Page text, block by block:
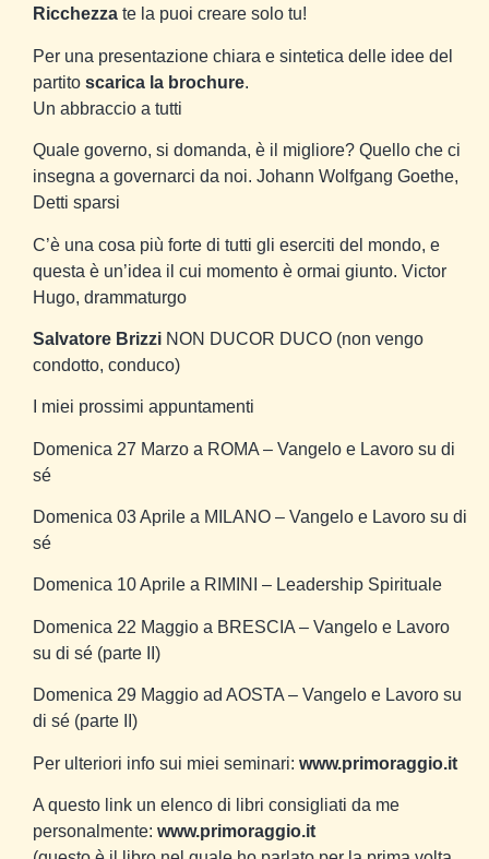
Ricchezza te la puoi creare solo tu!
Per una presentazione chiara e sintetica delle idee del
partito scarica la brochure.
Un abbraccio a tutti
Quale governo, si domanda, è il migliore? Quello che ci
insegna a governarci da noi. Johann Wolfgang Goethe,
Detti sparsi
C’è una cosa più forte di tutti gli eserciti del mondo, e
questa è un’idea il cui momento è ormai giunto. Victor
Hugo, drammaturgo
Salvatore Brizzi NON DUCOR DUCO (non vengo
condotto, conduco)
I miei prossimi appuntamenti
Domenica 27 Marzo a ROMA – Vangelo e Lavoro su di
sé
Domenica 03 Aprile a MILANO – Vangelo e Lavoro su di
sé
Domenica 10 Aprile a RIMINI – Leadership Spirituale
Domenica 22 Maggio a BRESCIA – Vangelo e Lavoro
su di sé (parte II)
Domenica 29 Maggio ad AOSTA – Vangelo e Lavoro su
di sé (parte II)
Per ulteriori info sui miei seminari: www.primoraggio.it
A questo link un elenco di libri consigliati da me
personalmente: www.primoraggio.it